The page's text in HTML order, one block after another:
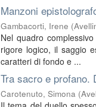
Manzoni
Gambacorti, Irene (
Nel quadro
rigore logico, il saggio
caratteri di fondo e ...
Tra sacro e profano.
Carotenuto, Simona (